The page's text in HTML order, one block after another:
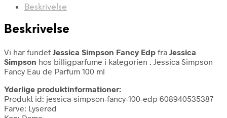
Beskrivelse
Beskrivelse
Vi har fundet Jessica Simpson Fancy Edp fra Jessica
Simpson hos billigparfume i kategorien . Jessica Simpson
Fancy Eau de Parfum 100 ml
Yderlige produktinformationer:
Produkt id: jessica-simpson-fancy-100-edp 608940535387
Farve: Lyserød